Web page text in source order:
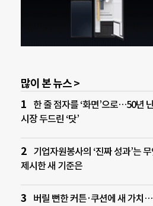
많이 본 뉴스 >
한 줄 점자를 ‘화면’으로…50년
시장 두드린 ‘닷’
기업자원봉사의 ‘진짜 성과’는
제시한 새 기준은
버릴 뻔한 커튼·쿠션에 새 가치